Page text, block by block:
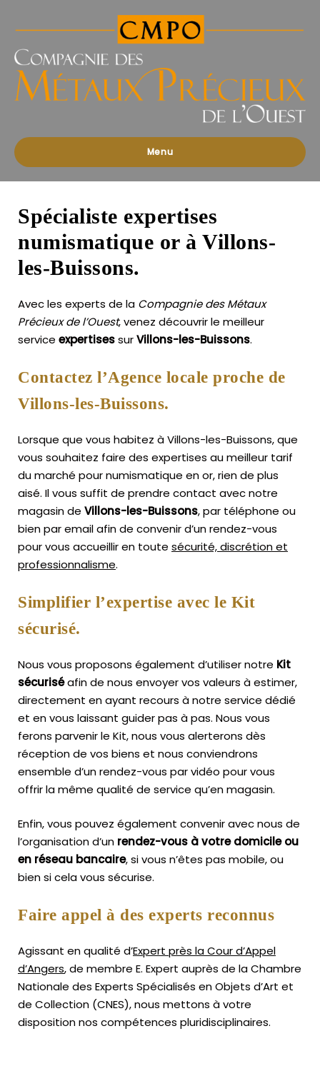
des
Précieux
l'Ouest
Menu
Spécialiste expertises
numismatique or à Villons-
les-Buissons.
Avec les experts de la Compagnie des Métaux
Précieux de l’Ouest, venez découvrir le meilleur
service expertisessurVillons-les-Buissons.
Contactez l’Agence locale proche de
Villons-les-Buissons.
Lorsque que vous habitez à Villons-les-Buissons, que
vous souhaitez faire des expertises au meilleur tarif
du marché pour numismatique en or, rien de plus
aisé. Il vous suffit de prendre contact avec notre
magasin de Villons-les-Buissons, par téléphone ou
bien par email afin de convenir d’un rendez-vous
pour vous accueillir en toute sécurité, discrétion et
professionnalisme.
Simplifier l’expertise avec le Kit
sécurisé.
Nous vous proposons également d’utiliser notre Kit
sécuriséafin de nous envoyer vos valeurs à estimer,
directement en ayant recours à notre service dédié
et en vous laissant guider pas à pas. Nous vous
ferons parvenir le Kit, nous vous alerterons dès
réception de vos biens et nous conviendrons
ensemble d’un rendez-vous par vidéo pour vous
offrir la même qualité de service qu’en magasin.
Enfin, vous pouvez également convenir avec nous de
l’organisation d’un rendez-vous à votre domicile ou
en réseau bancaire, si vous n’êtes pas mobile, ou
bien si cela vous sécurise.
Faire appel à des experts reconnus
Agissant en qualité d’Expert près la Cour d’Appel
d’Angers, de membre E. Expert auprès de laChambre
Nationale des Experts Spécialisés en Objets d’Art et
de Collection (CNES),nous mettons à votre
disposition nos compétences pluridisciplinaires.